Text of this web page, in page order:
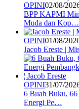
OPINI02/08/
BPP KAPMI
Muda dan Kop…
OPINI01/08/
Jacob Ereste |
OPINI31/07/
6 Buah Buku, 66
Energi Pe…